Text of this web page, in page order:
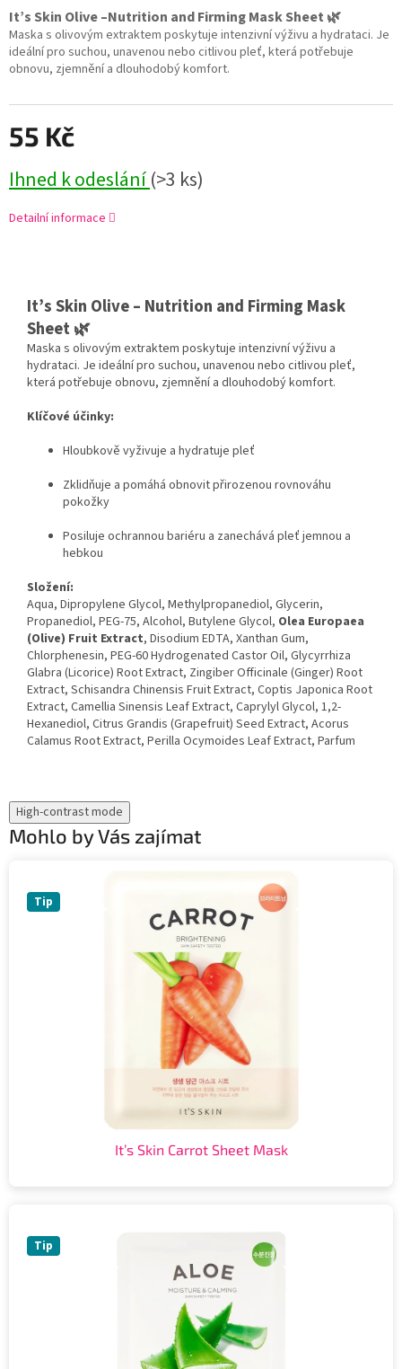
55 Kč
Ihned k odeslání(>3 ks)
It’s Skin Olive –Nutrition and Firming Mask Sheet 🌿
Maska s olivovým extraktem poskytuje intenzivní výživu a hydrataci. Je
ideální pro suchou, unavenou nebo citlivou pleť, která potřebuje
obnovu, zjemnění a dlouhodobý komfort.
Detailní informace
It’s Skin Olive – Nutrition and Firming Mask
Sheet 🌿
Maska s olivovým extraktem poskytuje intenzivní výživu a
hydrataci. Je ideální pro suchou, unavenou nebo citlivou pleť,
která potřebuje obnovu, zjemnění a dlouhodobý komfort.
Klíčové účinky:
Hloubkově vyživuje a hydratuje pleť
Zklidňuje a pomáhá obnovit přirozenou rovnováhu
pokožky
Posiluje ochrannou bariéru a zanechává pleť jemnou a
hebkou
Složení:
Aqua, Dipropylene Glycol, Methylpropanediol, Glycerin,
Propanediol, PEG-75, Alcohol, Butylene Glycol, Olea Europaea
(Olive) Fruit Extract, Disodium EDTA, Xanthan Gum,
Chlorphenesin, PEG-60 Hydrogenated Castor Oil, Glycyrrhiza
Glabra (Licorice) Root Extract, Zingiber Officinale (Ginger) Root
Extract, Schisandra Chinensis Fruit Extract, Coptis Japonica Root
Extract, Camellia Sinensis Leaf Extract, Caprylyl Glycol, 1,2-
Hexanediol, Citrus Grandis (Grapefruit) Seed Extract, Acorus
Calamus Root Extract, Perilla Ocymoides Leaf Extract, Parfum
High-contrast mode
Mohlo by Vás zajímat
Tip
It’s Skin Carrot Sheet Mask
Tip